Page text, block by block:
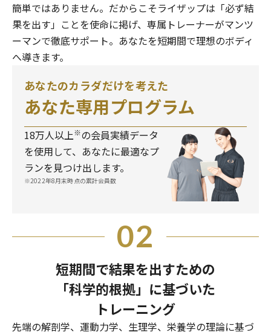
簡単ではありません。だからこそライザップは「必ず結
果を出す」ことを使命に掲げ、専属トレーナーがマンツ
ーマンで徹底サポート。あなたを短期間で理想のボディ
へ導きます。
あなたのカラダだけを考えた
あなた専用プログラム
18万人以上※の会員実績データ
を使用して、あなたに最適なプ
ランを見つけ出します。
※2022年8月末時点の累計会員数
02
短期間で結果を出すための
「科学的根拠」に基づいた
トレーニング
先端の解剖学、運動力学、生理学、栄養学の理論に基づ